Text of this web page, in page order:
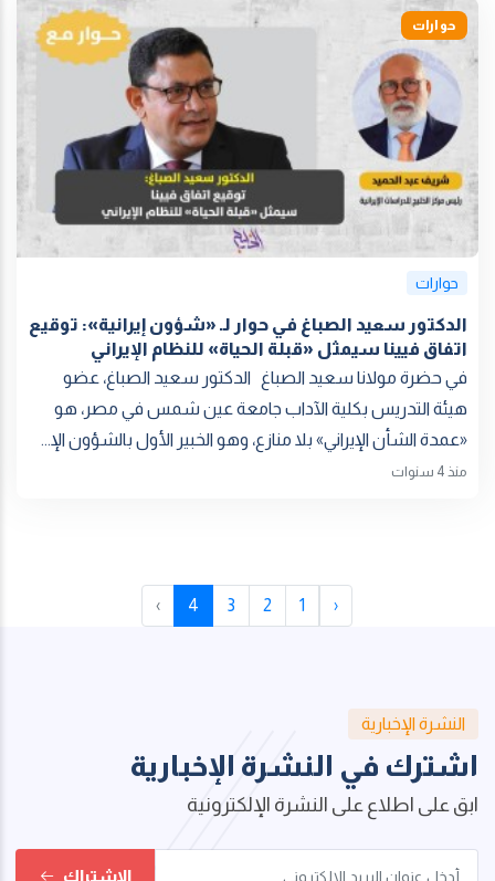
حوارات
حوارات
الدكتور سعيد الصباغ في حوار لـ «شؤون إيرانية»: توقيع
اتفاق فيينا سيمثل «قبلة الحياة» للنظام الإيراني
في حضرة مولانا سعيد الصباغ الدكتور سعيد الصباغ، عضو
هيئة التدريس بكلية الآداب جامعة عين شمس في مصر، هو
«عمدة الشأن الإيراني» بلا منازع، وهو الخبير الأول بالشؤون الإ...
منذ 4 سنوات
‹
1
2
3
4
›
النشرة الإخبارية
اشترك في النشرة الإخبارية
ابق على اطلاع على النشرة الإلكترونية
الإشتراك